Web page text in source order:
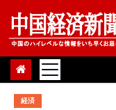
Skip
content
経済